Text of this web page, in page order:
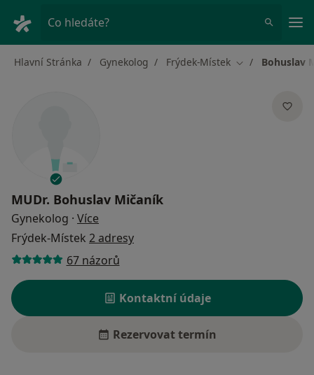
Co hledáte?
Hlavní Stránka Gynekolog Frýdek-Místek Změna města
Bohuslav
MUDr. Bohuslav Mičaník
Gynekolog · Více
Frýdek-Místek 2 adresy
67 názorů
Kontaktní údaje
Rezervovat termín